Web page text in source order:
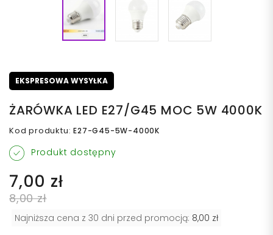
EKSPRESOWA WYSYŁKA
ŻARÓWKA LED E27/G45 MOC 5W 4000K
Kod produktu:E27-G45-5W-4000K
Produkt dostępny
7,00 zł
8,00 zł
Najniższa cena z 30 dni przed promocją: 8,00 zł